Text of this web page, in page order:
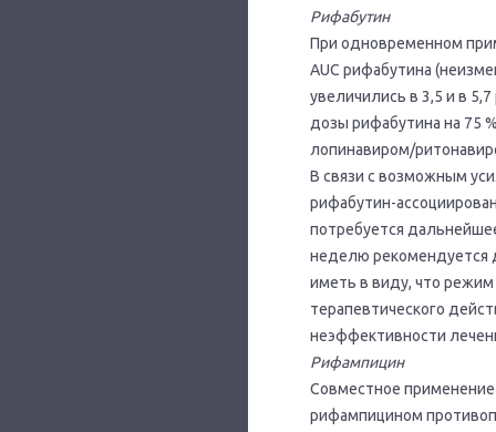
Рифабутин
При одновременном
AUC рифабутина
увеличились в 3,5 и в
дозы рифабутина на 75
лопинавиром/
В связи с возможным
рифабутин-
потребуется
неделю рекомендуется
иметь в виду, что
терапевтического
неэффективности
Рифампицин
Совместное применение
рифампицином